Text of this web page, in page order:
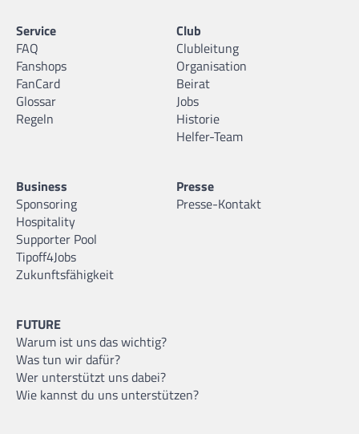
Service
FAQ
Fanshops
FanCard
Glossar
Regeln
Club
Clubleitung
Organisation
Beirat
Jobs
Historie
Helfer-Team
Business
Sponsoring
Hospitality
Supporter Pool
Tipoff4Jobs
Zukunftsfähigkeit
Presse
Presse-Kontakt
FUTURE
Warum ist uns das wichtig?
Was tun wir dafür?
Wer unterstützt uns dabei?
Wie kannst du uns unterstützen?